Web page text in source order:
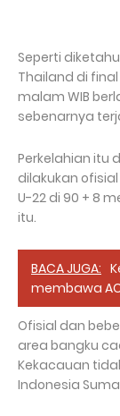
Seperti
Thailand di final
malam WIB
sebenarnya
Perkelahian itu
dilakukan
U-22 di 90 + 8
itu.
BACA JUGA:
membawa
Ofisial dan
area bangku
Kekacauan
Indonesia